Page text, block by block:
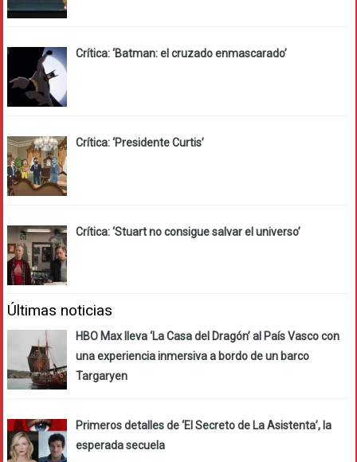
Crítica: ‘Batman: el cruzado enmascarado’
Crítica: ‘Presidente Curtis’
Crítica: ‘Stuart no consigue salvar el universo’
Últimas noticias
HBO Max lleva ‘La Casa del Dragón’ al País Vasco con
una experiencia inmersiva a bordo de un barco
Targaryen
Primeros detalles de ‘El Secreto de La Asistenta’, la
esperada secuela